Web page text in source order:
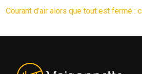
Courant d’air alors que tout est fermé :